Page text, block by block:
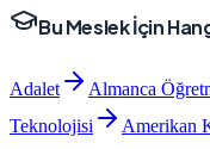
Bu Meslek İçin
Adalet Almanca
Teknolojisi
Amerikan